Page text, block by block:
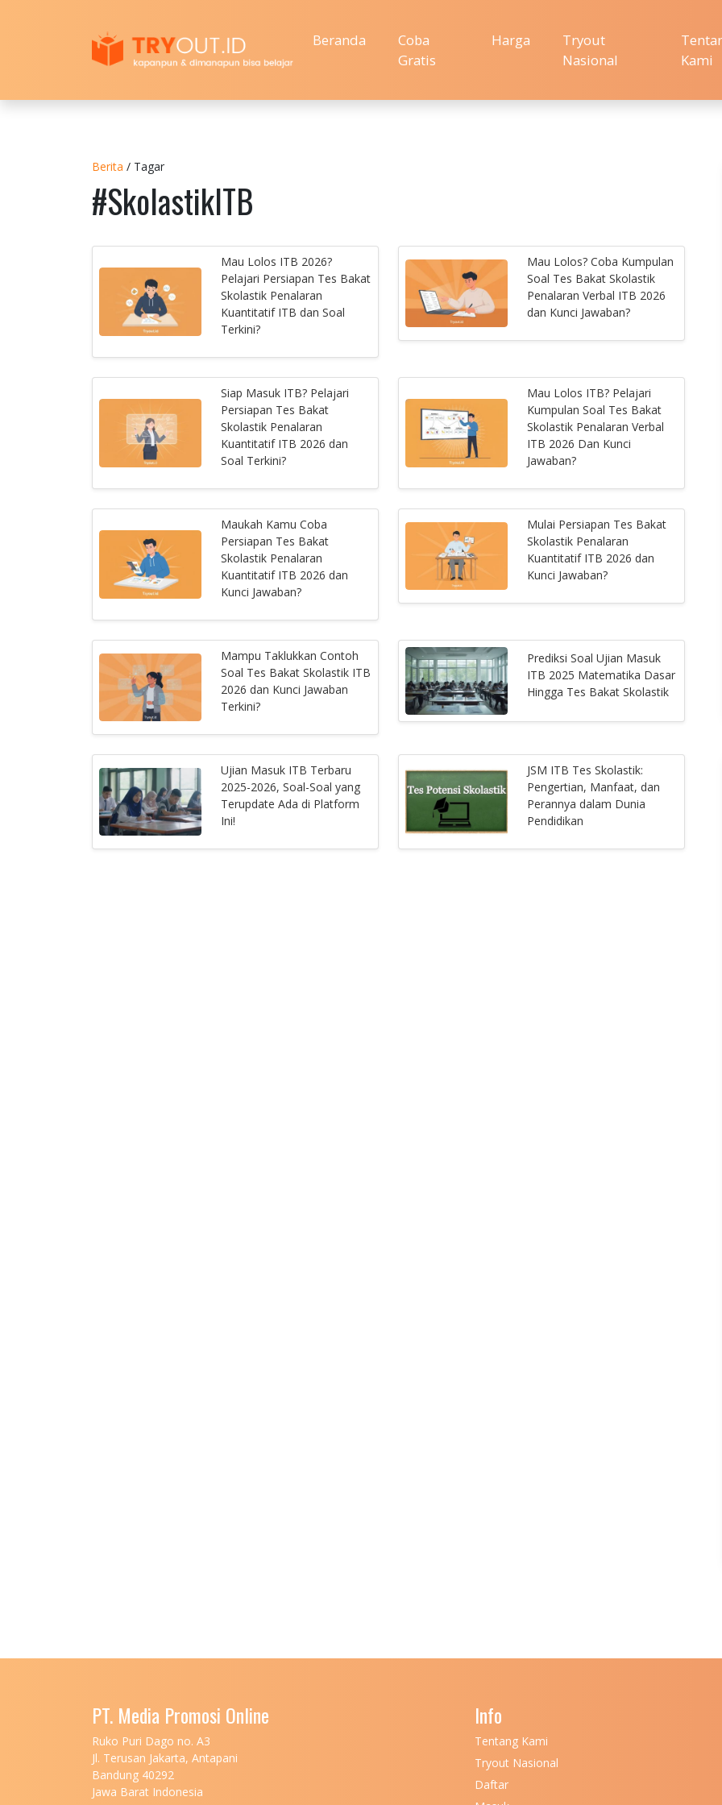
Beranda
Coba
Gratis
Harga
Tryout
Nasional
Kami
Berita / Tagar
#SkolastikITB
Mau Lolos ITB 2026?
Pelajari Persiapan Tes Bakat
Skolastik Penalaran
Kuantitatif ITB dan Soal
Terkini?
Mau Lolos? Coba Kumpulan
Soal Tes Bakat Skolastik
Penalaran Verbal ITB 2026
dan Kunci Jawaban?
Siap Masuk ITB? Pelajari
Persiapan Tes Bakat
Skolastik Penalaran
Kuantitatif ITB 2026 dan
Soal Terkini?
Mau Lolos ITB? Pelajari
Kumpulan Soal Tes Bakat
Skolastik Penalaran Verbal
ITB 2026 Dan Kunci
Jawaban?
Maukah Kamu Coba
Persiapan Tes Bakat
Skolastik Penalaran
Kuantitatif ITB 2026 dan
Kunci Jawaban?
Mulai Persiapan Tes Bakat
Skolastik Penalaran
Kuantitatif ITB 2026 dan
Kunci Jawaban?
Mampu Taklukkan Contoh
Soal Tes Bakat Skolastik ITB
2026 dan Kunci Jawaban
Terkini?
Prediksi Soal Ujian Masuk
ITB 2025 Matematika Dasar
Hingga Tes Bakat Skolastik
Ujian Masuk ITB Terbaru
2025-2026, Soal-Soal yang
Terupdate Ada di Platform
Ini!
JSM ITB Tes Skolastik:
Pengertian, Manfaat, dan
Perannya dalam Dunia
Pendidikan
PT. Media Promosi Online
Ruko Puri Dago no. A3
Jl. Terusan Jakarta, Antapani
Bandung 40292
Jawa Barat Indonesia
Info
Tentang Kami
Tryout Nasional
Daftar